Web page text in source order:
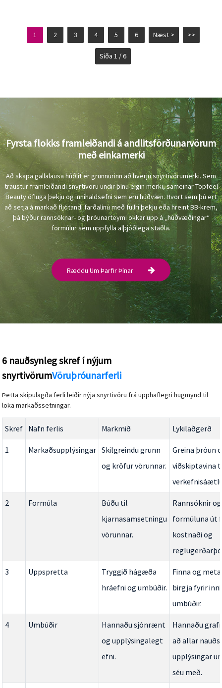
1 2 3 4 5 6 Næst > >>
Síða 1 / 6
Fyrsta flokks framleiðandi á andlitsförðunarvörum
með einkamerki
Að skapa gallalausa húðlit er grunnurinn að hverju snyrtivörumerki. Sem
traustur framleiðandi snyrtivöru undir þínu eigin merki, sameinar Topfeel
Beauty öfluga þekju og innihaldsefni sem eru húðvæn. Hvort sem þú ert
að setja á markað fljótandi farðalínu með fullri þekju eða hreint BB-krem,
þá býður rannsóknar- og þróunarteymi okkar upp á „húðvæðingar“
formúlur sem uppfylla alþjóðlega staðla.
Ræddu Um Þarfir Þínar
6 nauðsynleg skref í nýjum
snyrtivörumVöruþróunarferli
Þetta skipulagða ferli leiðir nýja snyrtivöru frá upphaflegri hugmynd til
loka markaðssetningar.
Skref Nafn ferlis Markmið Lykilaðgerð
1 Markaðsupplýsingar Skilgreindu grunn
og kröfur vörunnar.
Greina þróun
viðskiptavina
2 Formúla
Búðu til
kjarnasamsetningu
vörunnar.
Rannsóknir
formúluna út
kostnaði og
3 Uppspretta
Tryggið hágæða
hráefni og umbúðir.
Finna og
birgja fyrir
umbúðir.
4 Umbúðir
Hannaðu sjónrænt
og upplýsingalegt
efni.
Hannaðu
að allar
upplýsingar
séu með.